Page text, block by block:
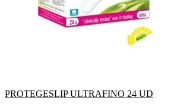
PROTEGESLIP ULTRAFINO 24 UD